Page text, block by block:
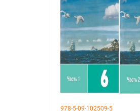
978-5-09-102509-5